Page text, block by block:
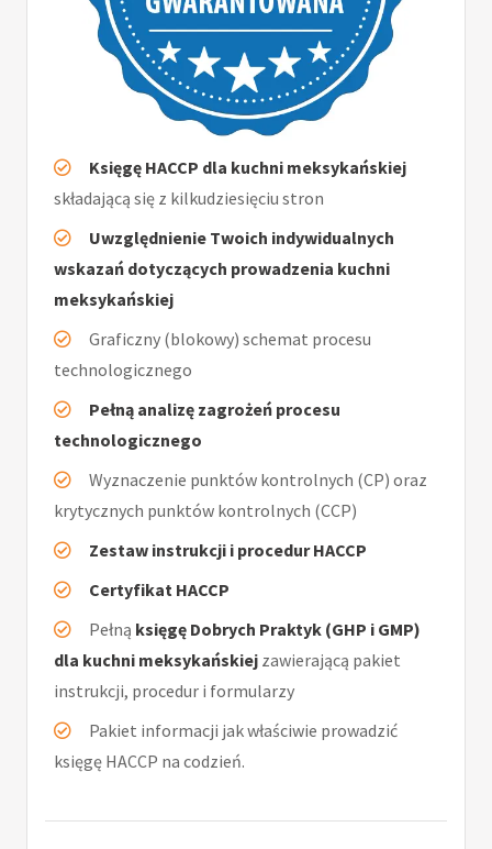
Księgę HACCP dla kuchni meksykańskiej
składającą się z kilkudziesięciu stron
Uwzględnienie Twoich indywidualnych
wskazań dotyczących prowadzenia kuchni
meksykańskiej
Graficzny (blokowy) schemat procesu
technologicznego
Pełną analizę zagrożeń procesu
technologicznego
Wyznaczenie punktów kontrolnych (CP) oraz
krytycznych punktów kontrolnych (CCP)
Zestaw instrukcji i procedur HACCP
Certyfikat HACCP
Pełną księgę Dobrych Praktyk (GHP i GMP)
dla kuchni meksykańskiej zawierającą pakiet
instrukcji, procedur i formularzy
Pakiet informacji jak właściwie prowadzić
księgę HACCP na codzień.